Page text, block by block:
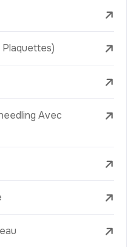
Plaquettes)
Avec